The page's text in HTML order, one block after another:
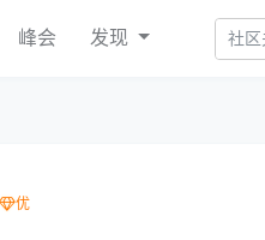
峰会 发现